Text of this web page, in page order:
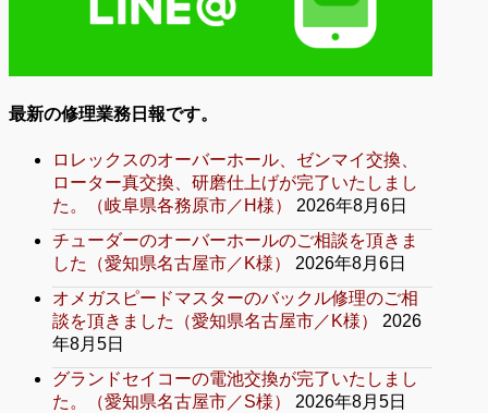
最新の修理業務日報です。
ロレックスのオーバーホール、ゼンマイ交換、
ローター真交換、研磨仕上げが完了いたしまし
た。（岐阜県各務原市／H様）
2026年8月6日
チューダーのオーバーホールのご相談を頂きま
した（愛知県名古屋市／K様）
2026年8月6日
オメガスピードマスターのバックル修理のご相
談を頂きました（愛知県名古屋市／K様）
2026
年8月5日
グランドセイコーの電池交換が完了いたしまし
た。（愛知県名古屋市／S様）
2026年8月5日